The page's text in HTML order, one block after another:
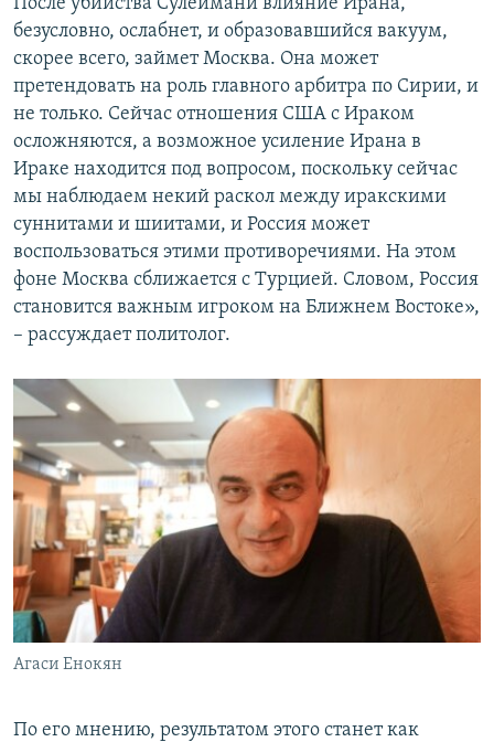
После убийства Сулеймани влияние Ирана,
безусловно, ослабнет, и образовавшийся вакуум,
скорее всего, займет Москва. Она может
претендовать на роль главного арбитра по Сирии, и
не только. Сейчас отношения США с Ираком
осложняются, а возможное усиление Ирана в
Ираке находится под вопросом, поскольку сейчас
мы наблюдаем некий раскол между иракскими
суннитами и шиитами, и Россия может
воспользоваться этими противоречиями. На этом
фоне Москва сближается с Турцией. Словом, Россия
становится важным игроком на Ближнем Востоке»,
– рассуждает политолог.
Агаси Енокян
По его мнению, результатом этого станет как